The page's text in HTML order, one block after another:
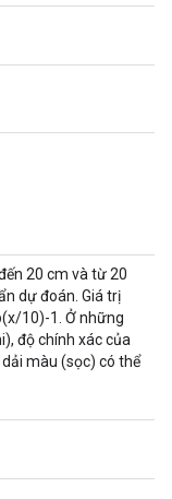
20 cm và từ 20
dự đoán. Giá trị
10)-1. Ở những
độ chính xác của
màu (sọc) có thể